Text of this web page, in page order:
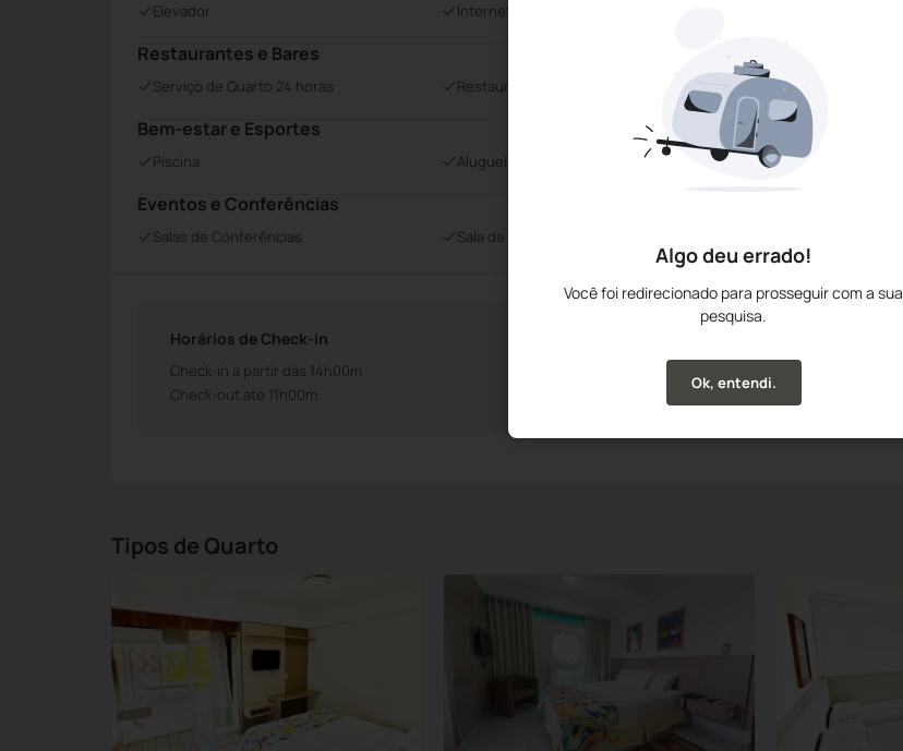
Algo deu errado!
Você foi redirecionado para prosseguir com a sua
pesquisa.
Ok, entendi.
Elevador
Internet sem fio
Restaurantes e Bares
Serviço de Quarto 24 horas Restaurante Bar de Piscina
Bem-estar e Esportes
Piscina Aluguel de bicicletas
Eventos e Conferências
Salas de Conferências Sala de Reuniões
Horários de Check-in
Check-in a partir das 14h00m
Check-out até 11h00m
Tipos de Quarto